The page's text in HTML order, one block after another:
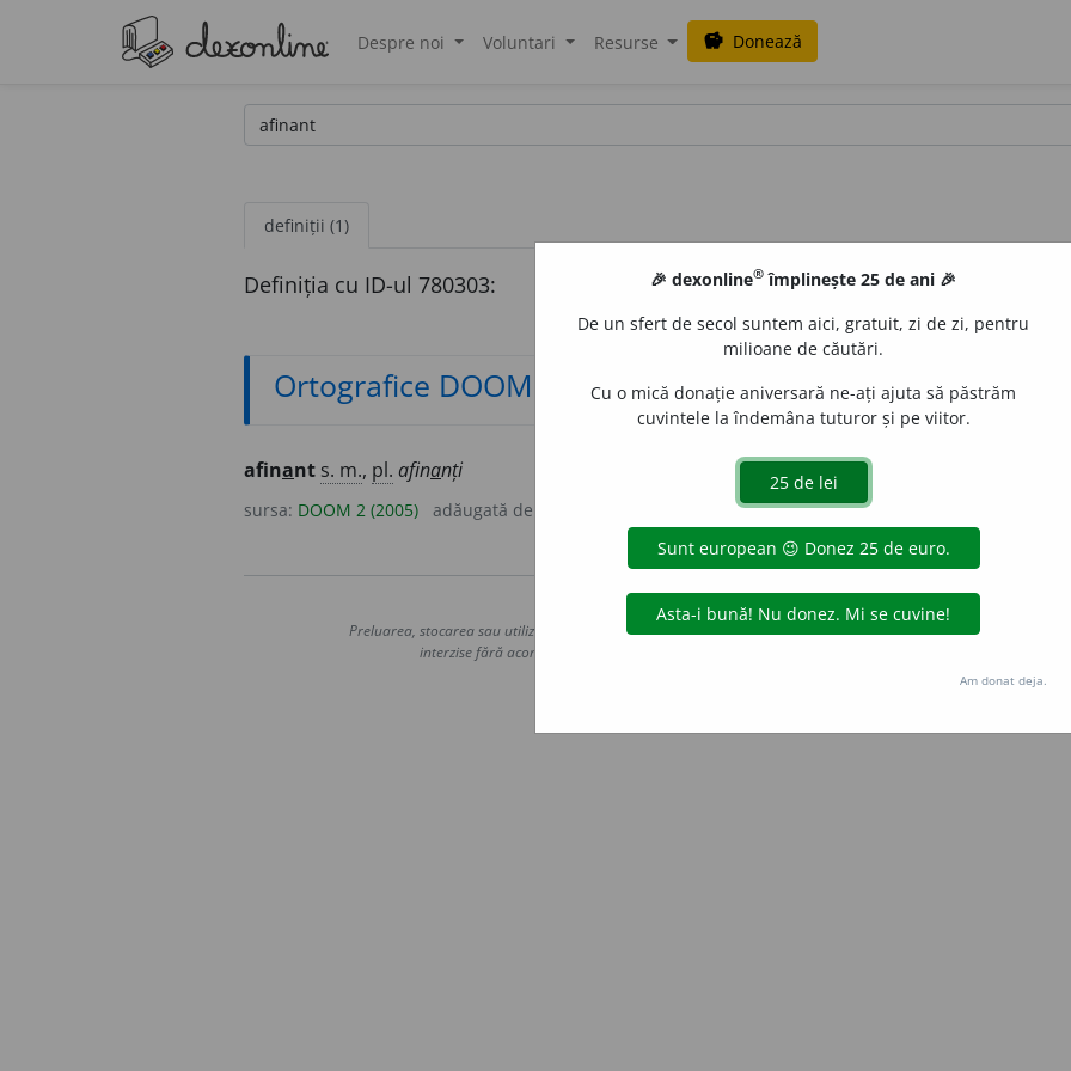
Despre noi Voluntari Resurse savings Donează
definiții (1)
Definiția cu ID-ul 780303:
Ortografice DOOM
afinant s. m., pl. afinanți
sursa: DOOM 2 (2005) adăugată de
Copyright © 2004-2026 dexonline (https://dexonline.ro)
Preluarea, stocarea sau utilizarea datelor de pe acest site, inclusiv prin orice metode de extragere automată
interzise fără acordul nostru prealabil scris, cu excepția seturilor de date oferite oficial spre utilizare
Hosterion
🎉 dexonline® împlinește 25 de ani 🎉
De un sfert de secol suntem aici, gratuit, zi de zi, pentru
milioane de căutări.
Cu o mică donație aniversară ne-ați ajuta să păstrăm
cuvintele la îndemâna tuturor și pe viitor.
Am donat deja.